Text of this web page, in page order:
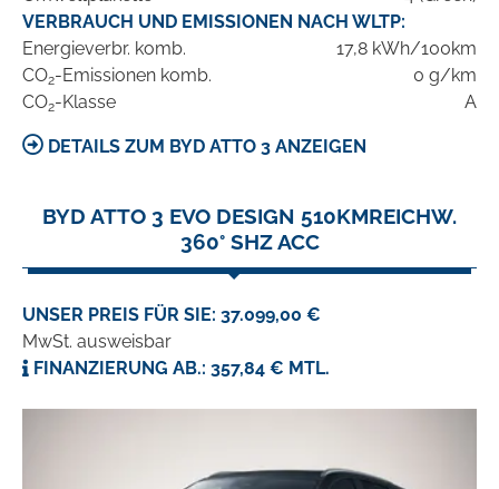
VERBRAUCH UND EMISSIONEN NACH WLTP:
Energieverbr. komb.
17,8 kWh/100km
CO2-Emissionen komb.
0 g/km
CO2-Klasse A
DETAILS ZUM BYD ATTO 3 ANZEIGEN
BYD ATTO 3 EVO DESIGN 510KMREICHW.
360° SHZ ACC
UNSER PREIS FÜR SIE: 37.099,00 €
MwSt. ausweisbar
FINANZIERUNG AB.: 357,84 € MTL.